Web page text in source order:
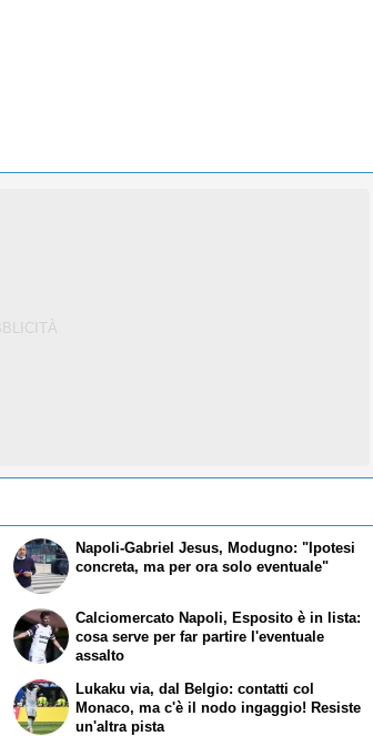
Napoli-Gabriel Jesus, Modugno: "Ipotesi
concreta, ma per ora solo eventuale"
Calciomercato Napoli, Esposito è in lista:
cosa serve per far partire l'eventuale
assalto
Lukaku via, dal Belgio: contatti col
Monaco, ma c'è il nodo ingaggio! Resiste
un'altra pista